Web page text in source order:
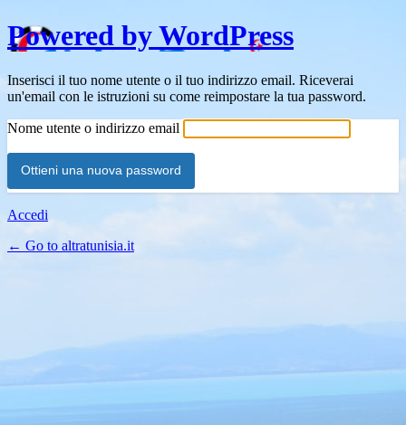
Powered by WordPress
Inserisci il tuo nome utente o il tuo indirizzo email. Riceverai
un'email con le istruzioni su come reimpostare la tua password.
Nome utente o indirizzo email
Accedi
← Go to altratunisia.it